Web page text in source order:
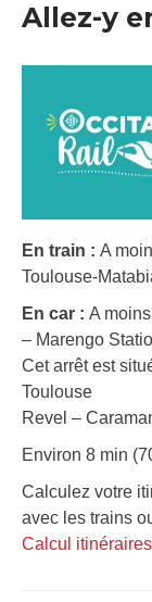
Allez-y
En train : A
Toulouse-
En car : A
– Marengo
Cet arrêt est
Toulouse
Revel –
Environ 8 min
Calculez votre
avec les trains
Calcul